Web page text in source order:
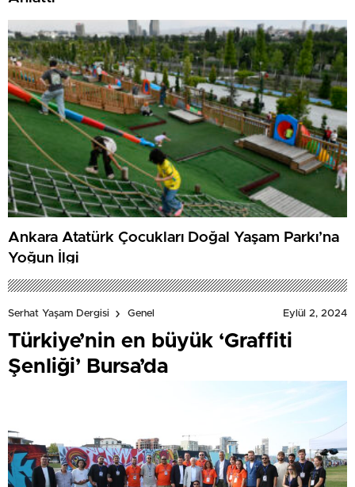
Ankara Atatürk Çocukları Doğal Yaşam Parkı’na
Yoğun İlgi
Serhat Yaşam Dergisi Genel Eylül 2, 2024
Türkiye’nin en büyük ‘Graffiti
Şenliği’ Bursa’da